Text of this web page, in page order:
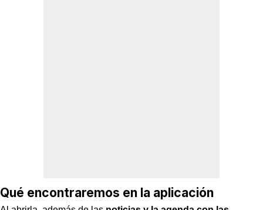
Qué encontraremos en la aplicación